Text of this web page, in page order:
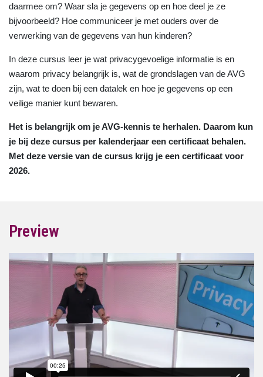
daarmee om? Waar sla je gegevens op en hoe deel je ze
bijvoorbeeld? Hoe communiceer je met ouders over de
verwerking van de gegevens van hun kinderen?
In deze cursus leer je wat privacygevoelige informatie is en
waarom privacy belangrijk is, wat de grondslagen van de AVG
zijn, wat te doen bij een datalek en hoe je gegevens op een
veilige manier kunt bewaren.
Het is belangrijk om je AVG-kennis te herhalen. Daarom kun
je bij deze cursus per kalenderjaar een certificaat behalen.
Met deze versie van de cursus krijg je een certificaat voor
2026.
Preview